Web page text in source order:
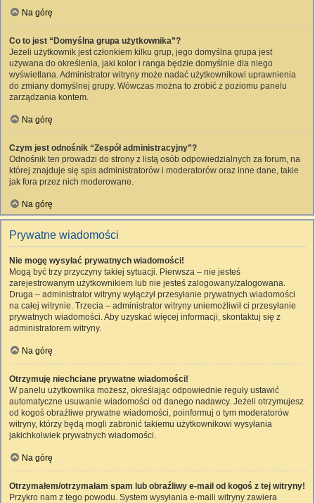
Na górę
Co to jest “Domyślna grupa użytkownika”?
Jeżeli użytkownik jest członkiem kilku grup, jego domyślna grupa jest
używana do określenia, jaki kolor i ranga będzie domyślnie dla niego
wyświetlana. Administrator witryny może nadać użytkownikowi uprawnienia
do zmiany domyślnej grupy. Wówczas można to zrobić z poziomu panelu
zarządzania kontem.
Na górę
Czym jest odnośnik “Zespół administracyjny”?
Odnośnik ten prowadzi do strony z listą osób odpowiedzialnych za forum, na
której znajduje się spis administratorów i moderatorów oraz inne dane, takie
jak fora przez nich moderowane.
Na górę
Prywatne wiadomości
Nie mogę wysyłać prywatnych wiadomości!
Mogą być trzy przyczyny takiej sytuacji. Pierwsza – nie jesteś
zarejestrowanym użytkownikiem lub nie jesteś zalogowany/zalogowana.
Druga – administrator witryny wyłączył przesyłanie prywatnych wiadomości
na całej witrynie. Trzecia – administrator witryny uniemożliwił ci przesyłanie
prywatnych wiadomości. Aby uzyskać więcej informacji, skontaktuj się z
administratorem witryny.
Na górę
Otrzymuję niechciane prywatne wiadomości!
W panelu użytkownika możesz, określając odpowiednie reguły ustawić
automatyczne usuwanie wiadomości od danego nadawcy. Jeżeli otrzymujesz
od kogoś obraźliwe prywatne wiadomości, poinformuj o tym moderatorów
witryny, którzy będą mogli zabronić takiemu użytkownikowi wysyłania
jakichkolwiek prywatnych wiadomości.
Na górę
Otrzymałem/otrzymałam spam lub obraźliwy e-mail od kogoś z tej witryny!
Przykro nam z tego powodu. System wysyłania e-maili witryny zawiera